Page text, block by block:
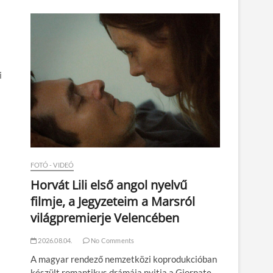
FOTÓ - VIDEÓ
Horvát Lili első angol nyelvű
filmje, a Jegyzeteim a Marsról
világpremierje Velencében
2026.08.04. No Comments
A magyar rendező nemzetközi koprodukcióban